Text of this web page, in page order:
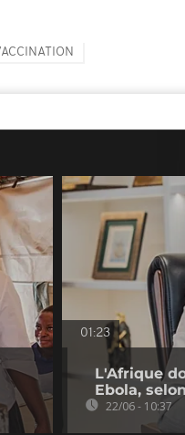
01:23
L'Afrique
Ebola,
22/06 - 10:37